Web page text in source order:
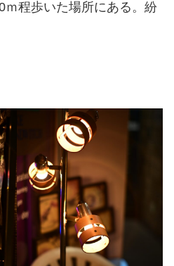
ｍ程歩いた場所にある。紛